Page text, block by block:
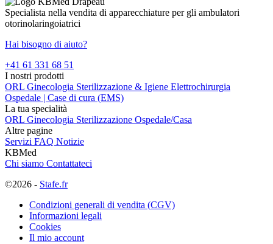
Specialista nella vendita di apparecchiature per gli ambulatori
otorinolaringoiatrici
Hai bisogno di aiuto?
+41 61 331 68 51
I nostri prodotti
ORL Ginecologia Sterilizzazione & Igiene Elettrochirurgia
Ospedale | Case di cura (EMS)
La tua specialità
ORL Ginecologia Sterilizzazione Ospedale/Casa
Altre pagine
Servizi FAQ Notizie
KBMed
Chi siamo Contattateci
©2026 - Stafe.fr
Condizioni generali di vendita (CGV)
Informazioni legali
Cookies
Il mio account